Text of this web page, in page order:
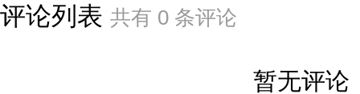
评论列表 共有 0 条评论
暂无评论